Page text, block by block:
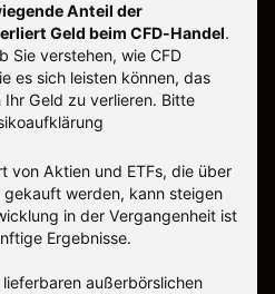
Anteil der
Geld beim CFD-Handel.
Sie verstehen, wie CFD
es sich leisten können, das
Ihr Geld zu verlieren. Bitte
von Aktien und ETFs, die über
werden, kann steigen
in der Vergangenheit ist
Ergebnisse.
außerbörslichen